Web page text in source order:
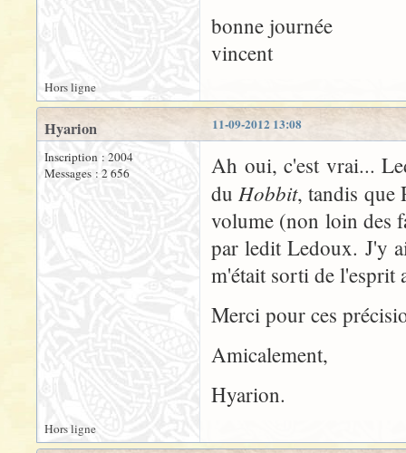
bonne journée
vincent
Hors ligne
11-09-2012 13:08
Hyarion
Inscription : 2004
Messages : 2 656
Ah oui, c'est vrai...
duHobbit, tandis que
volume (non loin des
par ledit Ledoux. J'y
m'était sorti de l'esprit
Merci pour ces
Amicalement,
Hyarion.
Hors ligne